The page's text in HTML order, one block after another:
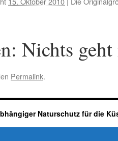
Nichts
Permalink.
Naturschutz für die